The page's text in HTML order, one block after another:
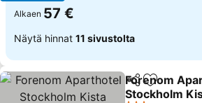
Alkaen 57 €
Näytä hinnat 11 sivustolta
Jaa Lisää
Forenom
Stockholm